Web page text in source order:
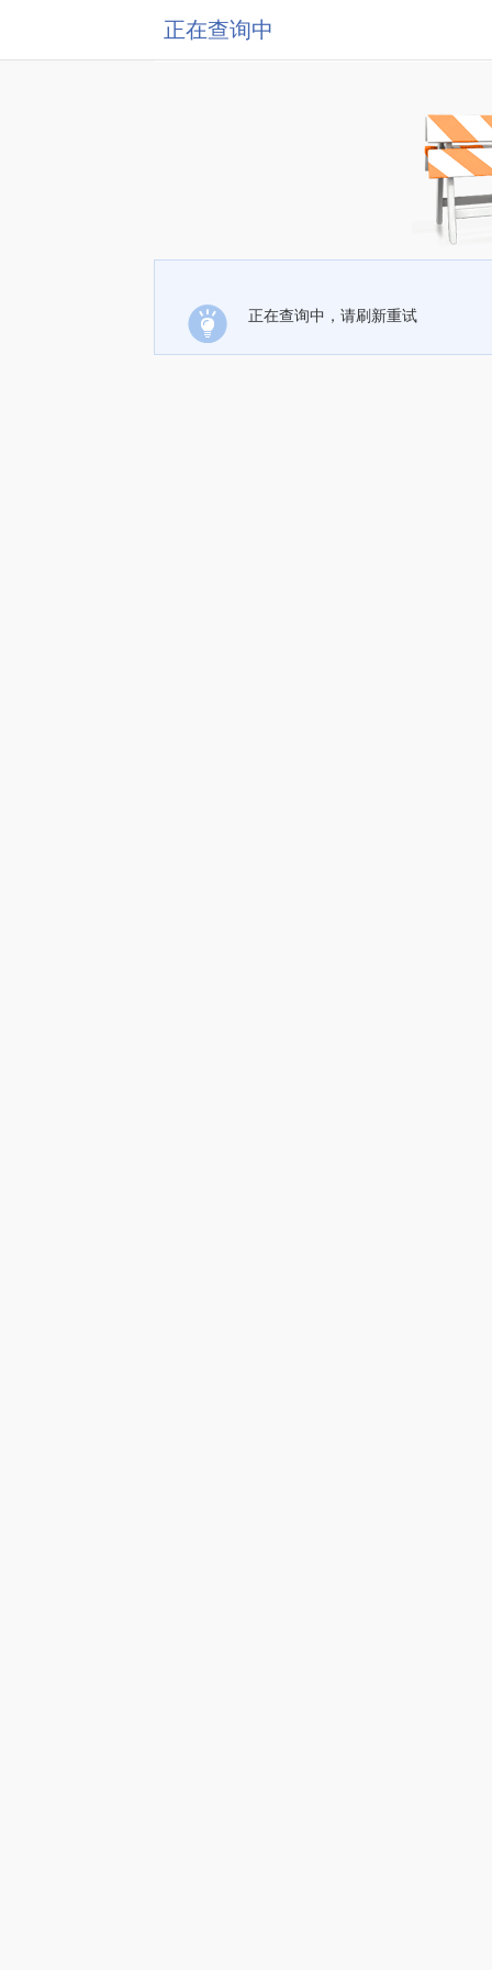
正在查询中
正在查询中，请刷新重试